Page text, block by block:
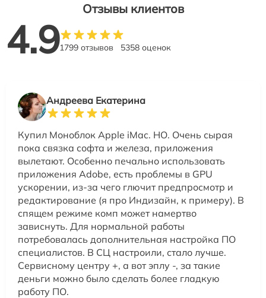
Отзывы клиентов
4.91799 отзывов 5358 оценок
Андреева Екатерина
Купил Моноблок Apple iMac. НО. Очень сырая
пока связка софта и железа, приложения
вылетают. Особенно печально использовать
приложения Adobe, есть проблемы в GPU
ускорении, из-за чего глючит предпросмотр и
редактирование (я про Индизайн, к примеру). В
спящем режиме комп может намертво
зависнуть. Для нормальной работы
потребовалась дополнительная настройка ПО
специалистов. В СЦ настроили, стало лучше.
Сервисному центру +, а вот эплу -, за такие
деньги можно было сделать более гладкую
работу ПО.